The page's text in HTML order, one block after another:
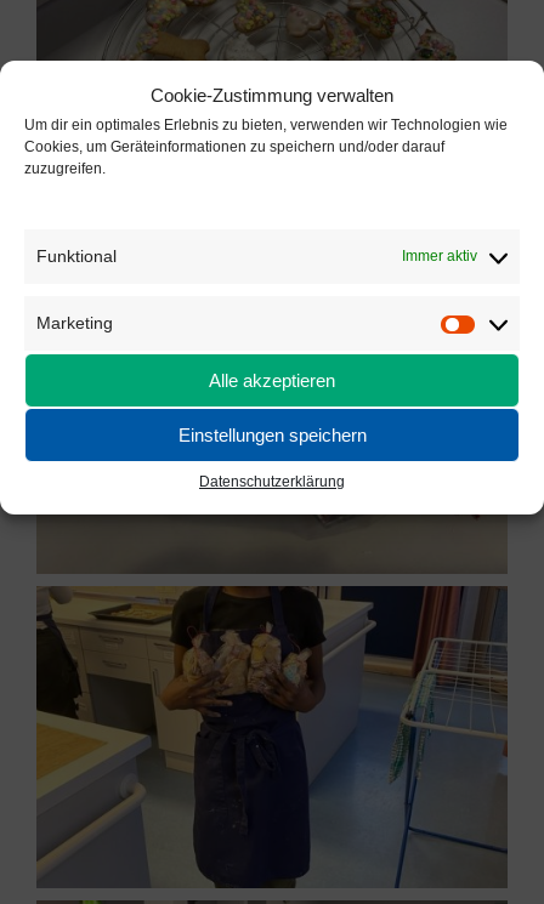
Cookie-Zustimmung verwalten
Um dir ein optimales Erlebnis zu bieten, verwenden wir Technologien wie
Cookies, um Geräteinformationen zu speichern und/oder darauf
zuzugreifen.
Funktional Immer aktiv
Marketing
Alle akzeptieren
Einstellungen speichern
Datenschutzerklärung